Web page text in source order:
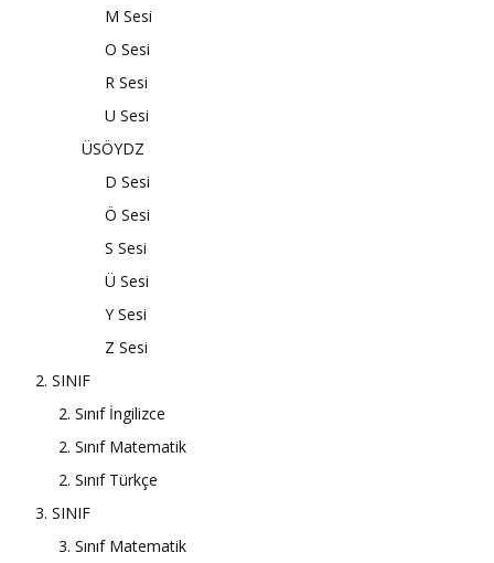
M Sesi
O Sesi
R Sesi
U Sesi
ÜSÖYDZ
D Sesi
Ö Sesi
S Sesi
Ü Sesi
Y Sesi
Z Sesi
2. SINIF
2. Sınıf İngilizce
2. Sınıf Matematik
2. Sınıf Türkçe
3. SINIF
3. Sınıf Matematik